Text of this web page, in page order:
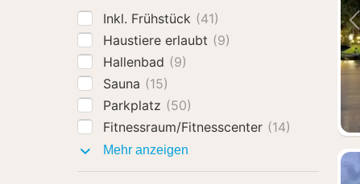
Inkl. Frühstück (41)
Haustiere erlaubt (9)
Hallenbad (9)
Sauna (15)
Parkplatz (50)
Fitnessraum/Fitnesscenter (14)
Mehr anzeigen